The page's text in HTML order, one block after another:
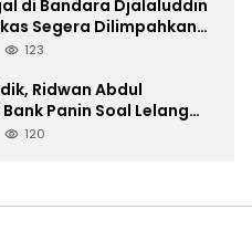
di Bandara Djalaluddin
Segera Dilimpahkan
123
Ridwan Abdul
Panin Soal Lelang
120